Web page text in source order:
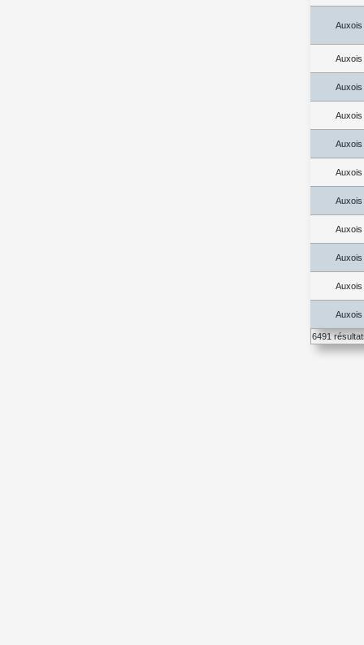
Auxois
Auxois
Auxois
Auxois
Auxois
Auxois
Auxois
Auxois
Auxois
Auxois
Auxois
6491